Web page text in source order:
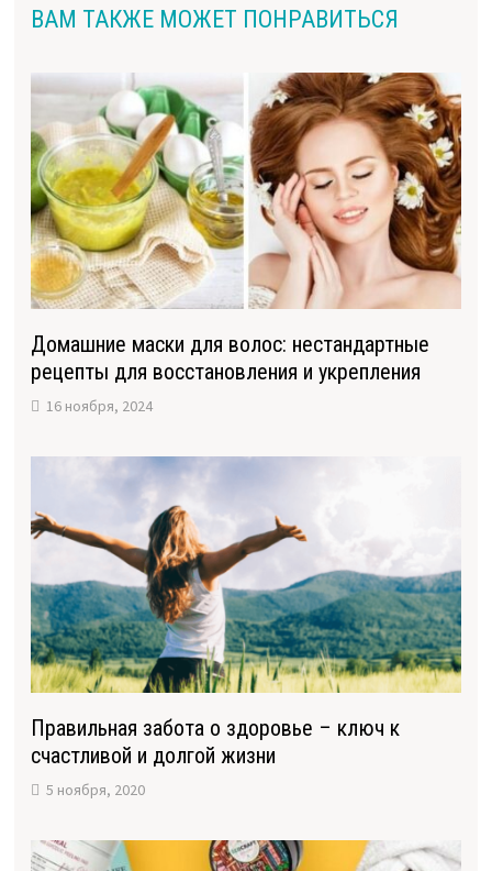
ВАМ ТАКЖЕ МОЖЕТ ПОНРАВИТЬСЯ
Домашние маски для волос: нестандартные
рецепты для восстановления и укрепления
16 ноября, 2024
Правильная забота о здоровье – ключ к
счастливой и долгой жизни
5 ноября, 2020